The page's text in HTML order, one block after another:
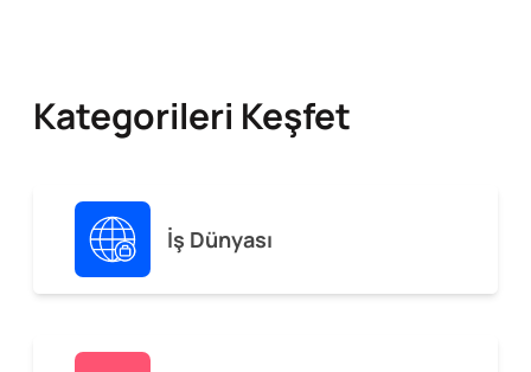
Kategorileri Keşfet
İş Dünyası